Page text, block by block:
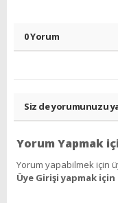
0 Yorum
Siz de yorumunuzu
Yorum Yapmak
Yorum yapabilmek için
Üye Girişi yapmak için